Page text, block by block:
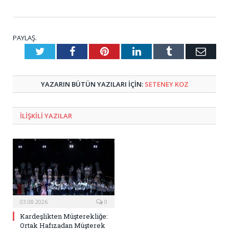
PAYLAŞ.
TwitterFacebookPinterestLinkedInTumblr E-
YAZARIN BÜTÜN YAZILARI IÇIN: SETENEY KOZ
ILIŞKILI YAZILAR
03.08.2026 0
Kardeşlikten Müşterekliğe:
Ortak Hafızadan Müşterek